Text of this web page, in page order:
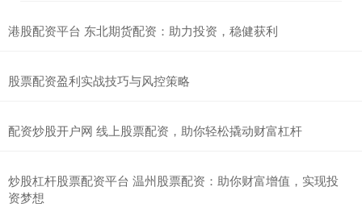
港股配资平台 东北期货配资：助力投资，稳健获利
股票配资盈利实战技巧与风控策略
配资炒股开户网 线上股票配资，助你轻松撬动财富杠杆
炒股杠杆股票配资平台 温州股票配资：助你财富增值，实现投
资梦想